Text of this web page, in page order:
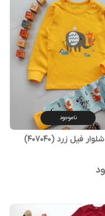
ناموجود
فیل زرد (407040)